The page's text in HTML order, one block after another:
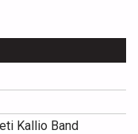
Kallio Band